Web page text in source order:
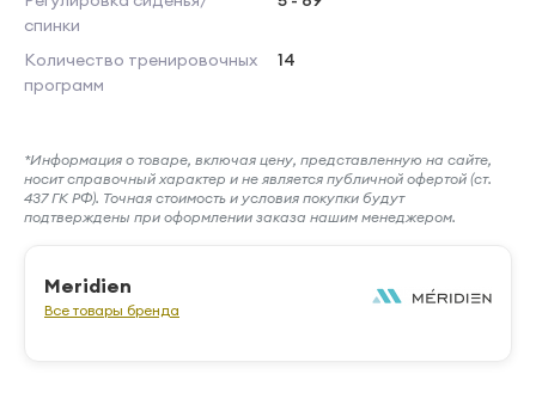
спинки
Количество тренировочных
программ
14
*Информация о товаре, включая цену, представленную на сайте,
носит справочный характер и не является публичной офертой (ст.
437 ГК РФ). Точная стоимость и условия покупки будут
подтверждены при оформлении заказа нашим менеджером.
Meridien
Все товары бренда